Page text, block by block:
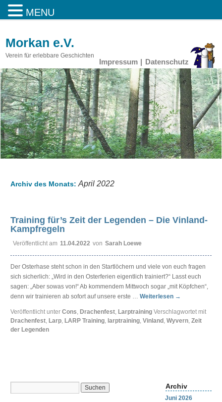
Morkan e.V.
Verein für erlebbare Geschichten
Impressum Datenschutz
Archiv des Monats: April 2022
Training für’s Zeit der Legenden – Die Vinland-
Kampfregeln
Veröffentlicht am 11.04.2022 von Sarah Loewe
Der Osterhase steht schon in den Startlöchern und viele von euch fragen
sich sicherlich: „Wird in den Osterferien eigentlich trainiert?“ Lasst euch
sagen: „Aber sowas von!“ Ab kommendem Mittwoch sogar „mit Köpfchen“,
denn wir trainieren ab sofort auf unsere erste … Weiterlesen →
Veröffentlicht unter Cons, Drachenfest, Larptraining Verschlagwortet mit
Drachenfest, Larp, LARP Training, larptraining, Vinland , Wyvern, Zeit
der Legenden
Archiv
Juni 2026
MENU